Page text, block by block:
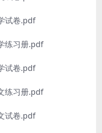
试卷.pdf
练习册.pdf
试卷.pdf
练习册.pdf
试卷.pdf